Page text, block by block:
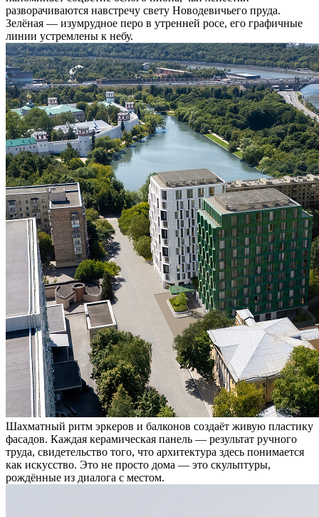
разворачиваются навстречу свету Новодевичьего пруда.
Зелёная — изумрудное перо в утренней росе, его графичные
линии устремлены к небу.
Шахматный ритм эркеров и балконов создаёт живую пластику
фасадов. Каждая керамическая панель — результат ручного
труда, свидетельство того, что архитектура здесь понимается
как искусство. Это не просто дома — это скульптуры,
рождённые из диалога с местом.